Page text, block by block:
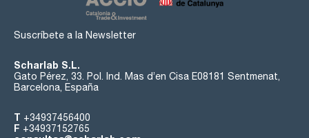
Suscríbete a la Newsletter
Scharlab S.L.
Gato Pérez, 33. Pol. Ind. Mas d’en Cisa E08181 Sentmenat,
Barcelona, España
T +34937456400
F +34937152765